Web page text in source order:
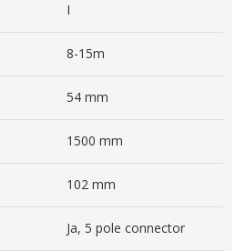
I
8-15m
54 mm
1500 mm
102 mm
Ja, 5 pole connector